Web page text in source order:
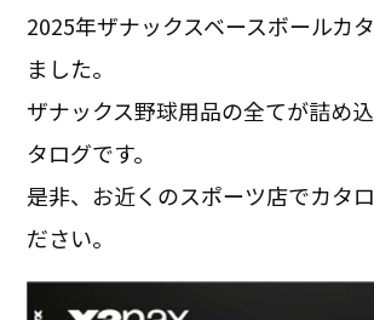
2025年ザナックスベースボールカ
ました。
ザナックス野球用品の全てが詰め
タログです。
是非、お近くのスポーツ店でカタ
ださい。